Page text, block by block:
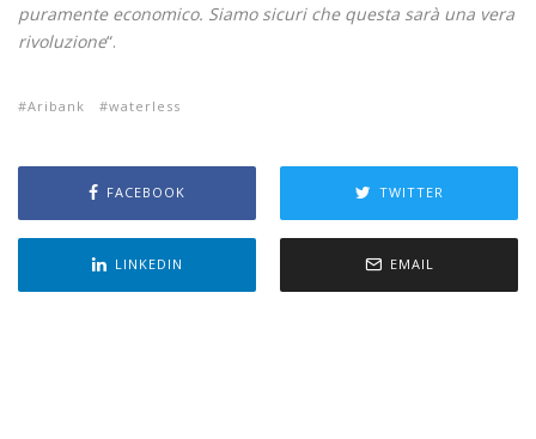
puramente economico. Siamo sicuri che questa sarà una vera
rivoluzione“.
Aribank waterless
FACEBOOK TWITTER
LINKEDIN EMAIL